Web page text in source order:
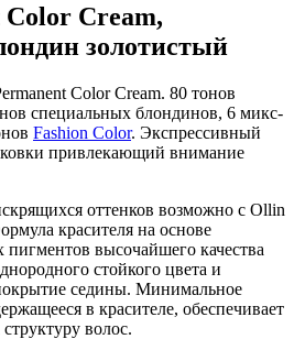
Cream,
золотистый
Color Cream. 80 тонов
специальных блондинов, 6 микс-
Fashion Color. Экспрессивный
привлекающий внимание
оттенков возможно с Ollin
красителя на основе
высочайшего качества
стойкого цвета и
седины. Минимальное
в красителе, обеспечивает
волос.